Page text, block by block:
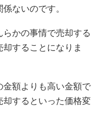
ないのです。
かの事情で売却する
することになりま
額よりも高い金額で
するといった価格変